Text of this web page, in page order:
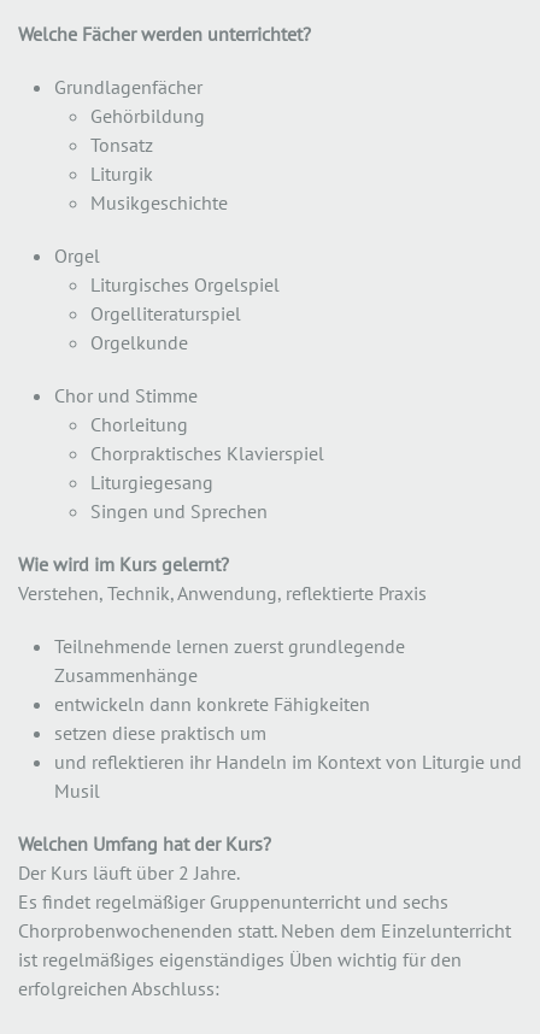
Welche Fächer werden unterrichtet?
Grundlagenfächer
Gehörbildung
Tonsatz
Liturgik
Musikgeschichte
Orgel
Liturgisches Orgelspiel
Orgelliteraturspiel
Orgelkunde
Chor und Stimme
Chorleitung
Chorpraktisches Klavierspiel
Liturgiegesang
Singen und Sprechen
Wie wird im Kurs gelernt?
Verstehen, Technik, Anwendung, reflektierte Praxis
Teilnehmende lernen zuerst grundlegende
Zusammenhänge
entwickeln dann konkrete Fähigkeiten
setzen diese praktisch um
und reflektieren ihr Handeln im Kontext von Liturgie und
Musil
Welchen Umfang hat der Kurs?
Der Kurs läuft über 2 Jahre.
Es findet regelmäßiger Gruppenunterricht und sechs
Chorprobenwochenenden statt. Neben dem Einzelunterricht
ist regelmäßiges eigenständiges Üben wichtig für den
erfolgreichen Abschluss: